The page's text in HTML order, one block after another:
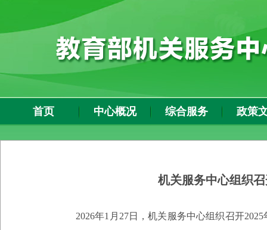
首页 中心概况 综合服务 政策
机关服务中心组织
2026年1月27日，机关服务中心组织召开